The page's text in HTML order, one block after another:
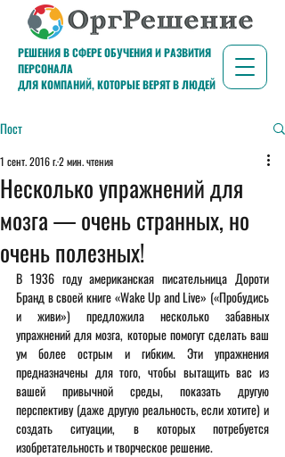
РЕШЕНИЯ В СФЕРЕ ОБУЧЕНИЯ И РАЗВИТИЯ
ПЕРСОНАЛА
ДЛЯ КОМПАНИЙ, КОТОРЫЕ ВЕРЯТ В ЛЮДЕЙ
Пост
Несколько упражнений для
мозга — очень странных, но
очень полезных!
1 сент. 2016 г.2 мин. чтения
В 1936 году американская писательница Дороти
Бранд в своей книге «Wake Up and Live» («Пробудись
и живи») предложила несколько забавных
упражнений для мозга, которые помогут сделать ваш
ум более острым и гибким. Эти упражнения
предназначены для того, чтобы вытащить вас из
вашей привычной среды, показать другую
перспективу (даже другую реальность, если хотите) и
создать ситуации, в которых потребуется
изобретательность и творческое решение.